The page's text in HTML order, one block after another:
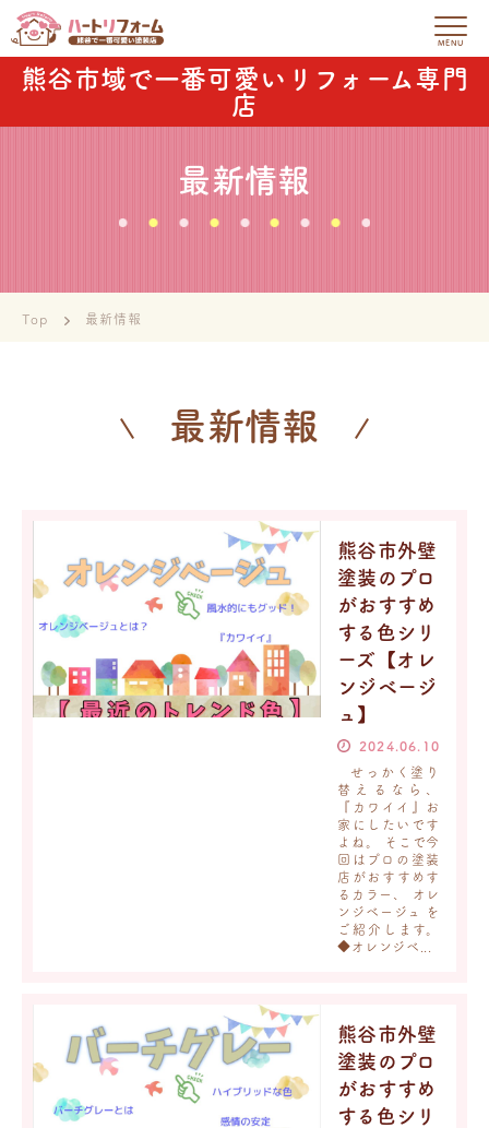
熊谷市域で一番可愛いリフォーム専門
店
最新情報
Top 最新情報
最新情報
熊谷市外壁
塗装のプロ
がおすすめ
する色シリ
ーズ【オレ
ンジベージ
ュ】
2024.06.10
せっかく塗り
替えるなら、
『カワイイ』お
家にしたいです
よね。 そこで今
回はプロの塗装
店がおすすめす
るカラー、 オレ
ンジベージュ を
ご紹介します。
◆オレンジベ...
熊谷市外壁
塗装のプロ
がおすすめ
する色シリ